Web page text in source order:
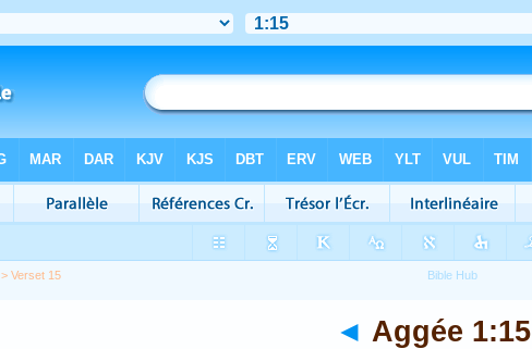
> Verset 15
◄ Aggée 1:15